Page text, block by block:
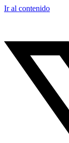
Ir al contenido